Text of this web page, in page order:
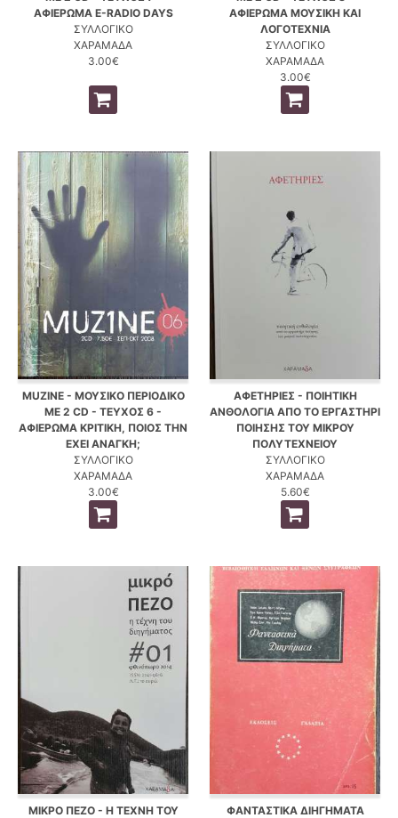
ΑΦΙΕΡΩΜΑ E-RADIO DAYS
ΣΥΛΛΟΓΙΚΟ
ΧΑΡΑΜΑΔΑ
3.00€
ΑΦΙΕΡΩΜΑ ΜΟΥΣΙΚΗ ΚΑΙ
ΛΟΓΟΤΕΧΝΙΑ
ΣΥΛΛΟΓΙΚΟ
ΧΑΡΑΜΑΔΑ
3.00€
MUZINE - ΜΟΥΣΙΚΟ ΠΕΡΙΟΔΙΚΟ
ΜΕ 2 CD - ΤΕΥΧΟΣ 6 -
ΑΦΙΕΡΩΜΑ ΚΡΙΤΙΚΗ, ΠΟΙΟΣ ΤΗΝ
ΕΧΕΙ ΑΝΑΓΚΗ;
ΣΥΛΛΟΓΙΚΟ
ΧΑΡΑΜΑΔΑ
3.00€
ΑΦΕΤΗΡΙΕΣ - ΠΟΙΗΤΙΚΗ
ΑΝΘΟΛΟΓΙΑ ΑΠΟ ΤΟ ΕΡΓΑΣΤΗΡΙ
ΠΟΙΗΣΗΣ ΤΟΥ ΜΙΚΡΟΥ
ΠΟΛΥΤΕΧΝΕΙΟΥ
ΣΥΛΛΟΓΙΚΟ
ΧΑΡΑΜΑΔΑ
5.60€
ΜΙΚΡΟ ΠΕΖΟ - Η ΤΕΧΝΗ ΤΟΥ
ΦΑΝΤΑΣΤΙΚΑ ΔΙΗΓΗΜΑΤΑ